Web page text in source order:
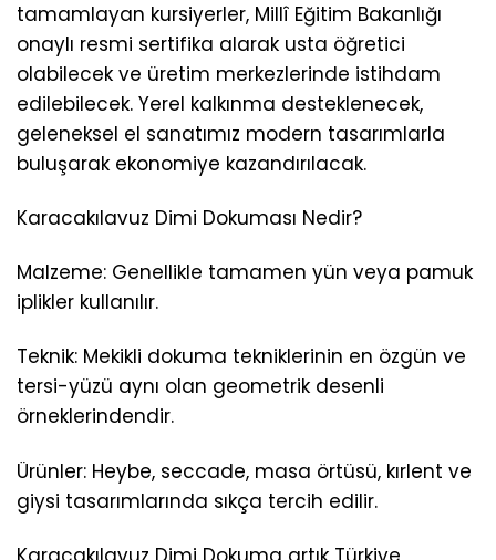
tamamlayan kursiyerler, Millî Eğitim Bakanlığı
onaylı resmi sertifika alarak usta öğretici
olabilecek ve üretim merkezlerinde istihdam
edilebilecek. Yerel kalkınma desteklenecek,
geleneksel el sanatımız modern tasarımlarla
buluşarak ekonomiye kazandırılacak.
Karacakılavuz Dimi Dokuması Nedir?
Malzeme: Genellikle tamamen yün veya pamuk
iplikler kullanılır.
Teknik: Mekikli dokuma tekniklerinin en özgün ve
tersi-yüzü aynı olan geometrik desenli
örneklerindendir.
Ürünler: Heybe, seccade, masa örtüsü, kırlent ve
giysi tasarımlarında sıkça tercih edilir.